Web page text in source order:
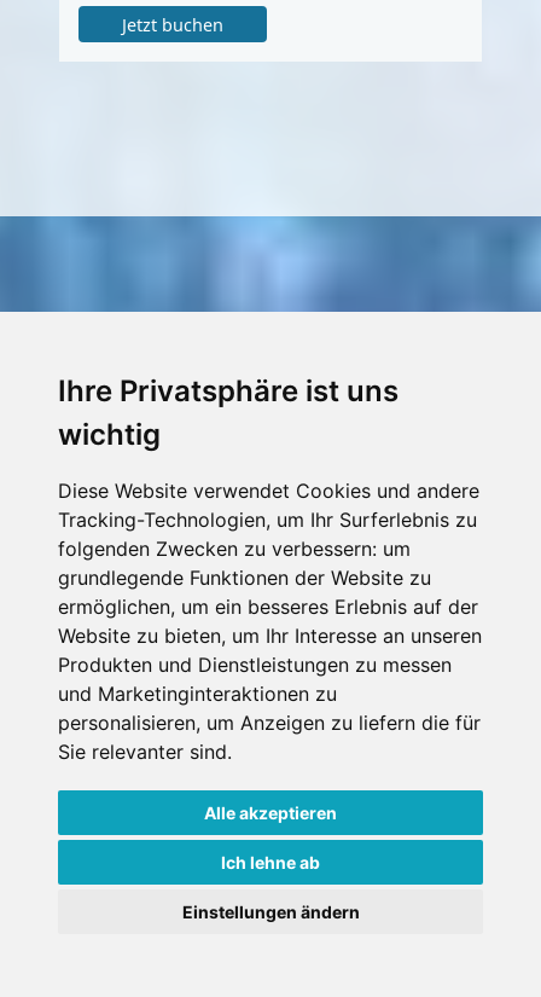
Ihre Privatsphäre ist uns
wichtig
Diese Website verwendet Cookies und andere
Tracking-Technologien, um Ihr Surferlebnis zu
folgenden Zwecken zu verbessern: um
grundlegende Funktionen der Website zu
ermöglichen, um ein besseres Erlebnis auf der
Website zu bieten, um Ihr Interesse an unseren
Produkten und Dienstleistungen zu messen
und Marketinginteraktionen zu
personalisieren, um Anzeigen zu liefern die für
Sie relevanter sind.
Alle akzeptieren
Ich lehne ab
Einstellungen ändern
Jetzt buchen
JETZT ZUM NEWSLETTER ANMELDEN
Email-Adresse
Anmelden